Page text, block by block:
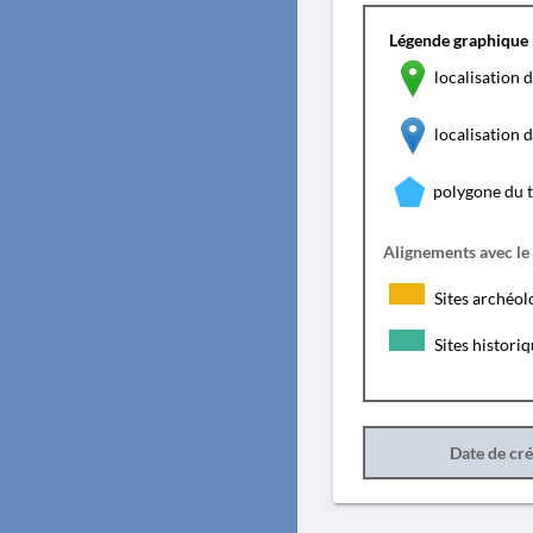
Légende graphique
localisation
localisation
polygone du
Alignements avec
Sites
Sites
Date de